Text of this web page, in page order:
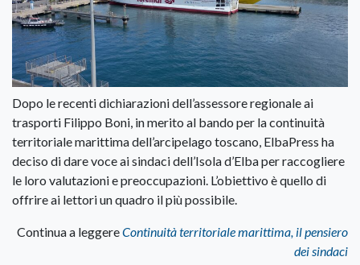
Dopo le recenti dichiarazioni dell’assessore regionale ai
trasporti Filippo Boni, in merito al bando per la continuità
territoriale marittima dell’arcipelago toscano, ElbaPress ha
deciso di dare voce ai sindaci dell’Isola d’Elba per raccogliere
le loro valutazioni e preoccupazioni. L’obiettivo è quello di
offrire ai lettori un quadro il più possibile.
Continua a leggereContinuità territoriale marittima, il pensiero
dei sindaci